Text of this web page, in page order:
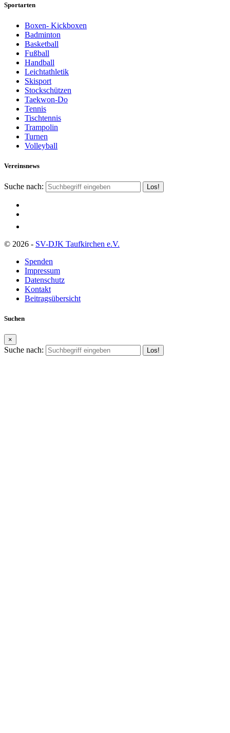
Sportarten
Boxen- Kickboxen
Badminton
Basketball
Fußball
Handball
Leichtathletik
Skisport
Stockschützen
Taekwon-Do
Tennis
Tischtennis
Trampolin
Turnen
Volleyball
Vereinsnews
Suche nach:
© 2026 - SV-DJK Taufkirchen e.V.
Spenden
Impressum
Datenschutz
Kontakt
Beitragsübersicht
Suchen
×
Suche nach: